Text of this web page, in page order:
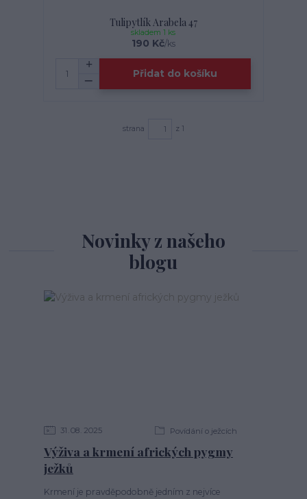
Tulipytlík Arabela 47
190 Kč/ks
skladem 1 ks
Přidat do košíku
strana z 1
Novinky z našeho
blogu
31 08 2025 Povídání o ježcích
Výživa a krmení afrických pygmy
ježků
Krmení je pravděpodobně jedním z nejvíce